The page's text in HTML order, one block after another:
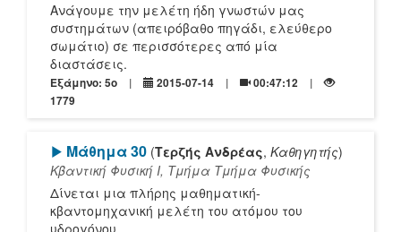
Ανάγουμε την μελέτη ήδη γνωστών μας
συστημάτων (απειρόβαθο πηγάδι, ελεύθερο
σωμάτιο) σε περισσότερες από μία
διαστάσεις.
Εξάμηνο: 5o 2015-07-14
00:47:12
1779
[Play]
Μάθημα 30 (Τερζής Ανδρέας, Καθηγητής)
Κβαντική Φυσική Ι, Τμήμα Τμήμα Φυσικής
Δίνεται μια πλήρης μαθηματική-
κβαντομηχανική μελέτη του ατόμου του